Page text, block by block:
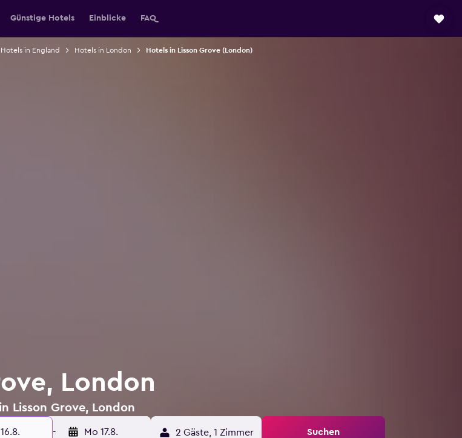
Günstige Hotels Einblicke FAQ
Hotels in England Hotels in London Hotels in Lisson Grove (London)
London
Lisson Grove, London
- Mo 17.8. 2 Gäste, 1 Zimmer Suchen